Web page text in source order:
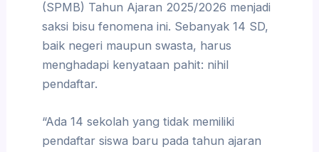
(SPMB) Tahun Ajaran 2025/2026 menjadi
saksi bisu fenomena ini. Sebanyak 14 SD,
baik negeri maupun swasta, harus
menghadapi kenyataan pahit: nihil
pendaftar.
“Ada 14 sekolah yang tidak memiliki
pendaftar siswa baru pada tahun ajaran